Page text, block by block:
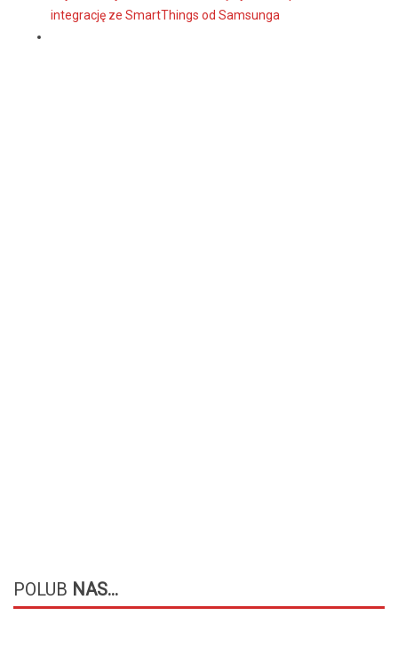
integrację ze SmartThings od Samsunga
POLUB NAS...